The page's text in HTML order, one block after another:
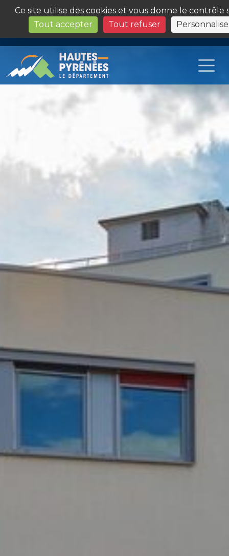
Panneau de gestion des cookies
Ce site utilise des cookies et vous donne le
Tout accepter
Tout refuser
Les Sites du Département